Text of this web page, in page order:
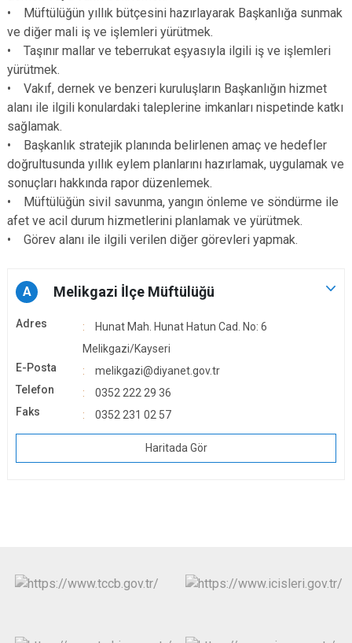
• Müftülüğün yıllık bütçesini hazırlayarak Başkanlığa sunmak
ve diğer mali iş ve işlemleri yürütmek.
• Taşınır mallar ve teberrukat eşyasıyla ilgili iş ve işlemleri
yürütmek.
• Vakıf, dernek ve benzeri kuruluşların Başkanlığın hizmet
alanı ile ilgili konulardaki taleplerine imkanları nispetinde katkı
sağlamak.
• Başkanlık stratejik planında belirlenen amaç ve hedefler
doğrultusunda yıllık eylem planlarını hazırlamak, uygulamak ve
sonuçları hakkında rapor düzenlemek.
• Müftülüğün sivil savunma, yangın önleme ve söndürme ile
afet ve acil durum hizmetlerini planlamak ve yürütmek.
• Görev alanı ile ilgili verilen diğer görevleri yapmak.
A Melikgazi İlçe Müftülüğü
Adres
Hunat Mah. Hunat Hatun Cad. No: 6
Melikgazi/Kayseri
E-Posta
melikgazi@diyanet.gov.tr
Telefon
0352 222 29 36
Faks
0352 231 02 57
Haritada Gör